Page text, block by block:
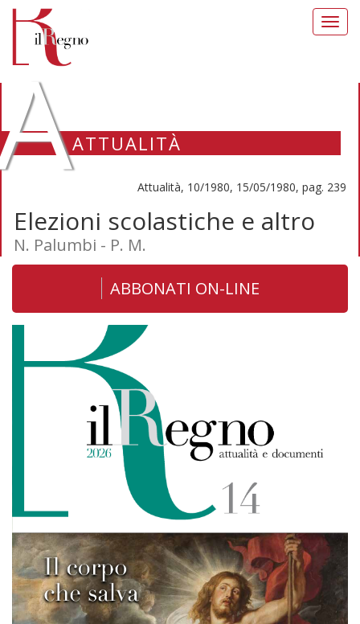
ATTUALITÀ
Attualità, 10/1980, 15/05/1980, pag. 239
Elezioni scolastiche e altro
N. Palumbi - P. M.
ABBONATI ON-LINE